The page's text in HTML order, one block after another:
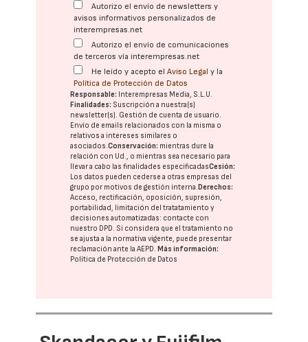
Autorizo el envío de newsletters y
avisos informativos personalizados de
interempresas.net
Autorizo el envío de comunicaciones
de terceros vía interempresas.net
He leído y acepto elAviso Legal y la
Política de Protección de Datos
Responsable: Interempresas Media, S.L.U.
Finalidades: Suscripción a nuestra(s)
newsletter(s). Gestión de cuenta de usuario.
Envío de emails relacionados con la misma o
relativos a intereses similares o
asociados.Conservación: mientras dure la
relación con Ud., o mientras sea necesario para
llevar a cabo las finalidades especificadasCesión:
Los datos pueden cederse a otras empresas del
grupo por motivos de gestión interna.Derechos:
Acceso, rectificación, oposición, supresión,
portabilidad, limitación del tratatamiento y
decisiones automatizadas: contacte con
nuestro DPD. Si considera que el tratamiento no
se ajusta a la normativa vigente, puede presentar
reclamación ante laAEPD.Más información:
Política de Protección de Datos